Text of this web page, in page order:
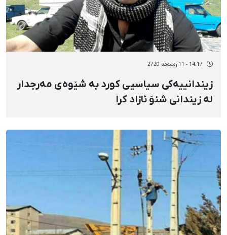
14:17 - 11 رەشەمه 2720
زیندانییەکی سیاسیی کورد بە شێوەی مەرجدار
لە زیندانی شنۆ ئازاد کرا